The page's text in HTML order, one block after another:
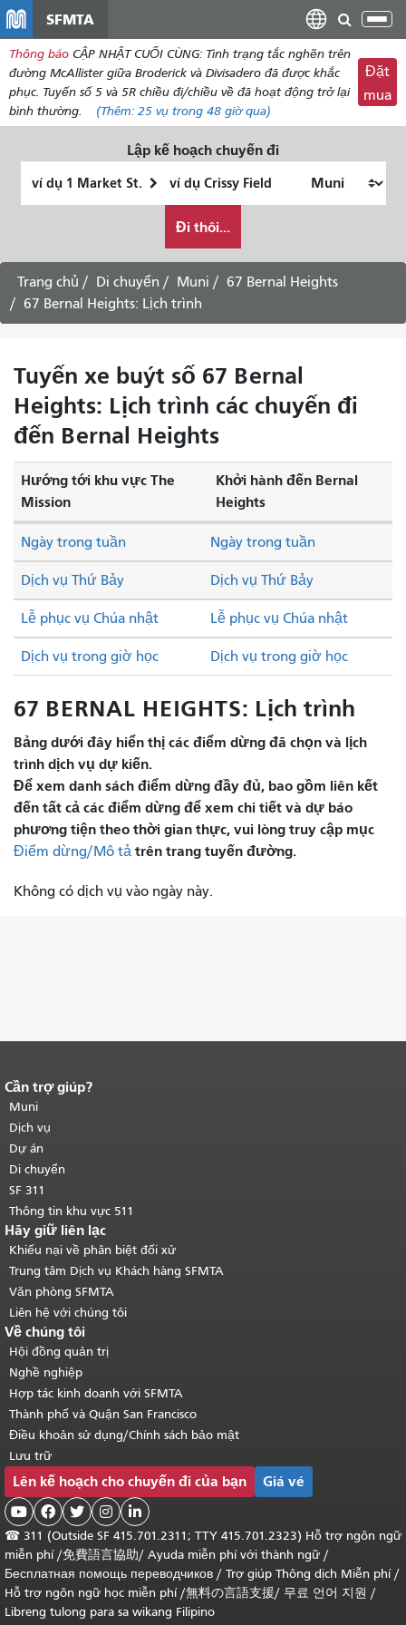
dung
SFMTA
Thông báo CẬP NHẬT CUỐI CÙNG: Tình trạng tắc nghẽn trên
đường McAllister giữa Broderick và Divisadero đã được khắc
phục. Tuyến số 5 và 5R chiều đi/chiều về đã hoạt động trở lại
bình thường.
(Thêm: 25 vụ trong 48 giờ qua)
Đặt
mua
Lập kế hoạch chuyến đi
thúc
muốn
đi
du
như
nào
Đi thôi...
Trang chủ Di chuyển Muni
67 Bernal Heights
67 Bernal Heights: Lịch trình
Tuyến xe buýt số 67 Bernal
Heights: Lịch trình các chuyến đi
đến Bernal Heights
Hướng tới khu vực The
Mission
Khởi hành đến Bernal
Heights
Dịch vụ Thứ Bảy Dịch vụ Thứ Bảy
Lễ phục vụ Chúa nhật Lễ phục vụ Chúa nhật
Ngày trong tuần Ngày trong tuần
Dịch vụ trong giờ học Dịch vụ trong giờ học
67 BERNAL HEIGHTS: Lịch trình
Bảng dưới đây hiển thị các điểm dừng đã chọn và lịch
trình dịch vụ dự kiến.
Để xem danh sách điểm dừng đầy đủ, bao gồm liên kết
đến tất cả các điểm dừng để xem chi tiết và dự báo
phương tiện theo thời gian thực, vui lòng truy cập mục
Điểm dừng/Mô tả trên trang tuyến đường.
Không có dịch vụ vào ngày này.
Kết thúc nội dung trang.
của trang này được lặp lại trên mọi
trang.Quay lại đầu trang nội dung
chính.
Cần trợ giúp?
Muni
Dịch vụ
Dự án
Di chuyển
SF 311
Thông tin khu vực 511
Hãy giữ liên lạc
Khiếu nại về phân biệt đối xử
Trung tâm Dịch vụ Khách hàng SFMTA
Văn phòng SFMTA
Liên hệ với chúng tôi
Về chúng tôi
Hội đồng quản trị
Nghề nghiệp
Hợp tác kinh doanh với SFMTA
Thành phố và Quận San Francisco
Điều khoản sử dụng/Chính sách bảo mật
Lưu trữ
Lên kế hoạch cho chuyến đi của bạn Giá vé
    
☎ 311 (Outside SF 415.701.2311; TTY 415.701.2323) Hỗ trợ ngôn ngữ
miễn phí /免費語言協助/ Ayuda miễn phí với thành ngữ /
Бесплатная помощь переводчиков / Trợ giúp Thông dịch Miễn phí/
Hỗ trợ ngôn ngữ học miễn phí/無料の言語支援/ 무료 언어 지원 /
Libreng tulong para sa wikang Filipino